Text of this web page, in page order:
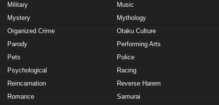
Military
Music
Mystery
Mythology
Organized Crime
Otaku Culture
Parody
Performing Arts
Pets
Police
Psychological
Racing
Reincarnation
Reverse Harem
Romance
Samurai